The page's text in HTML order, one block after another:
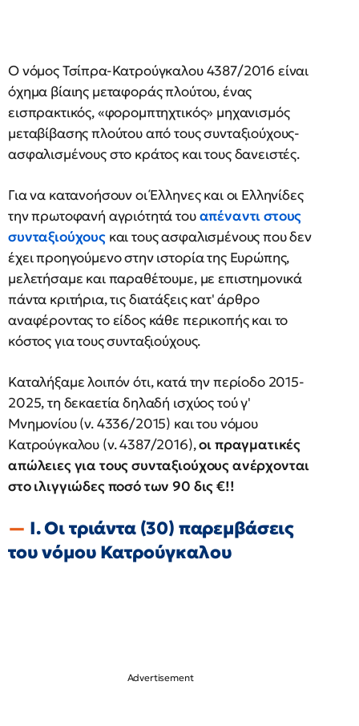
Ο νόμος Τσίπρα-Κατρούγκαλου 4387/2016 είναι
όχημα βίαιης μεταφοράς πλούτου, ένας
εισπρακτικός, «φορομπτηχτικός» μηχανισμός
μεταβίβασης πλούτου από τους συνταξιούχους-
ασφαλισμένους στο κράτος και τους δανειστές.
Για να κατανοήσουν οι Έλληνες και οι Ελληνίδες
την πρωτοφανή αγριότητά τουαπέναντι στους
συνταξιούχουςκαι τους ασφαλισμένους που δεν
έχει προηγούμενο στην ιστορία της Ευρώπης,
μελετήσαμε και παραθέτουμε, με επιστημονικά
πάντα κριτήρια, τις διατάξεις κατ' άρθρο
αναφέροντας το είδος κάθε περικοπής και το
κόστος για τους συνταξιούχους.
Καταλήξαμε λοιπόν ότι, κατά την περίοδο 2015-
2025, τη δεκαετία δηλαδή ισχύος τού γ'
Μνημονίου (ν. 4336/2015) και του νόμου
Κατρούγκαλου (ν. 4387/2016),οι πραγματικές
απώλειες για τους συνταξιούχους ανέρχονται
στο ιλιγγιώδες ποσό των 90 δις €!!
Ι. Οι τριάντα (30) παρεμβάσεις
του νόμου Κατρούγκαλου